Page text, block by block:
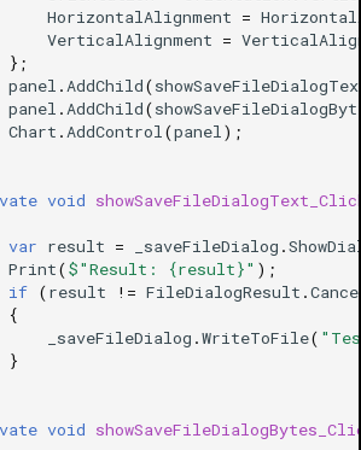
HorizontalAlignment =
VerticalAlignment =
};
panel . AddChild(
panel . AddChild(
Chart . AddControl (panel );
void
var result = _saveFileDialog .
Print($"Result: {result}" );
if (result != FileDialogResult .
{
_saveFileDialog .WriteToFile(
}
void